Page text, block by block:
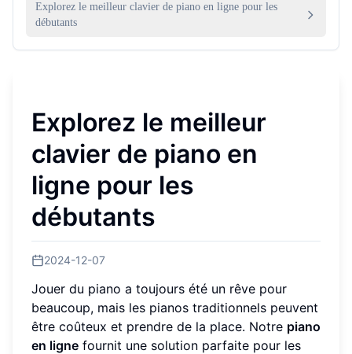
Explorez le meilleur clavier de piano en ligne pour les
débutants
Explorez le meilleur
clavier de piano en
ligne pour les
débutants
2024-12-07
Jouer du piano a toujours été un rêve pour
beaucoup, mais les pianos traditionnels peuvent
être coûteux et prendre de la place. Notre piano
en ligne fournit une solution parfaite pour les